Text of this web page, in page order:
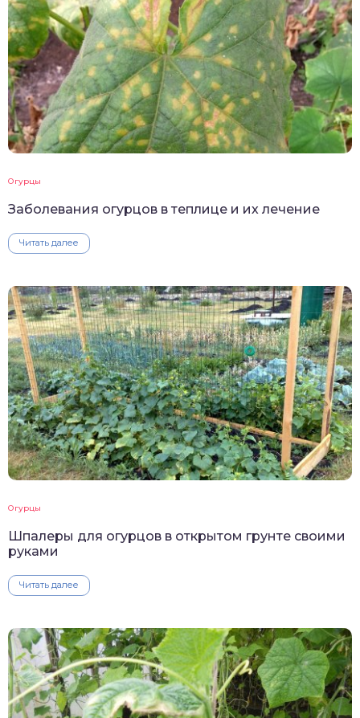
Огурцы
Заболевания огурцов в теплице и их лечение
Читать далее
Огурцы
Шпалеры для огурцов в открытом грунте своими
руками
Читать далее